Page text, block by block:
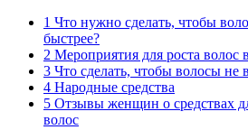
1 Что нужно сделать, чтобы
быстрее?
2 Мероприятия для роста волос
3 Что сделать, чтобы волосы не
4 Народные средства
5 Отзывы женщин о средствах
волос